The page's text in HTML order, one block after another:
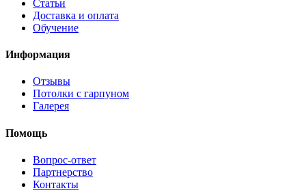
Статьи
Доставка и оплата
Обучение
Информация
Отзывы
Потолки с гарпуном
Галерея
Помощь
Вопрос-ответ
Партнерство
Контакты